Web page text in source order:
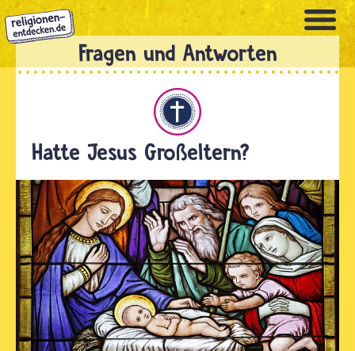
Direkt
zum
Inhalt
Hatte Jesus Großeltern?